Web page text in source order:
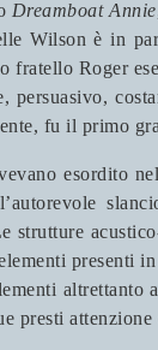
Dreamboat Annie
Wilson è in
fratello Roger
fu il primo
esordito
strutture
presenti
altrettanto
presti